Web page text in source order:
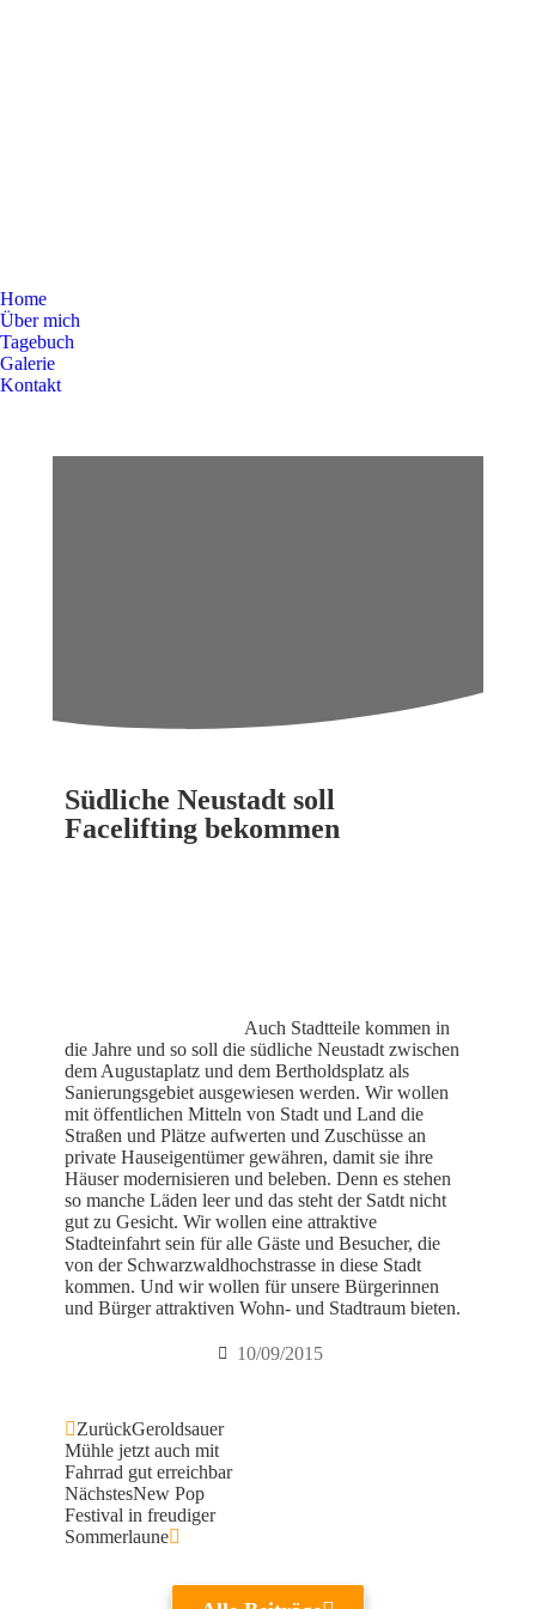
Home
Über mich
Tagebuch
Galerie
Kontakt
Südliche Neustadt soll
Facelifting bekommen
Auch Stadtteile kommen in
die Jahre und so soll die südliche Neustadt zwischen
dem Augustaplatz und dem Bertholdsplatz als
Sanierungsgebiet ausgewiesen werden. Wir wollen
mit öffentlichen Mitteln von Stadt und Land die
Straßen und Plätze aufwerten und Zuschüsse an
private Hauseigentümer gewähren, damit sie ihre
Häuser modernisieren und beleben. Denn es stehen
so manche Läden leer und das steht der Satdt nicht
gut zu Gesicht. Wir wollen eine attraktive
Stadteinfahrt sein für alle Gäste und Besucher, die
von der Schwarzwaldhochstrasse in diese Stadt
kommen. Und wir wollen für unsere Bürgerinnen
und Bürger attraktiven Wohn- und Stadtraum bieten.
10/09/2015
ZurückGeroldsauer
Mühle jetzt auch mit
Fahrrad gut erreichbar
NächstesNew Pop
Festival in freudiger
Sommerlaune